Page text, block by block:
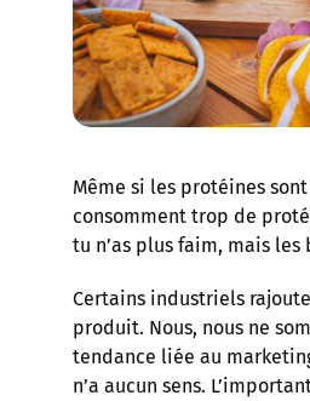
Même si les protéines
consomment trop de
tu n’as plus faim, mais les
Certains industriels
produit. Nous, nous ne
tendance liée au
n’a aucun sens.